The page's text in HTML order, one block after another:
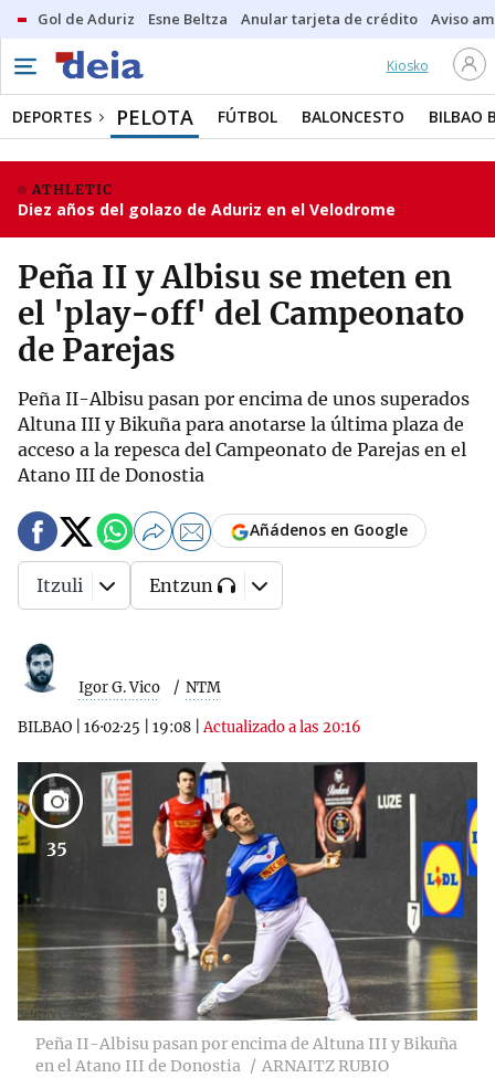
Gol de Aduriz Esne Beltza Anular tarjeta de crédito Aviso
Kiosko
DEPORTES PELOTA FÚTBOL BALONCESTO BILBAO
ATHLETIC
Diez años del golazo de Aduriz en el Velodrome
Peña II y Albisu se meten en
el 'play-off' del Campeonato
de Parejas
Peña II-Albisu pasan por encima de unos superados
Altuna III y Bikuña para anotarse la última plaza de
acceso a la repesca del Campeonato de Parejas en el
Atano III de Donostia
Igor G. Vico NTM
BILBAO 16·02·25 19:08 |Actualizado a las 20:16
Añádenos en Google
Itzuli Entzun
35
Peña II-Albisu pasan por encima de Altuna III y Bikuña
en el Atano III de Donostia
ARNAITZ RUBIO